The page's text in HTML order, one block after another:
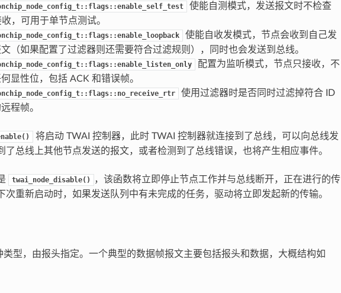
使能自测模式，发送报文时不检查
，可用于单节点测试。
使能自收发模式，节点会收到自己发
（如果配置了过滤器则还需要符合过滤规则），同时也会发送到总线。
配置为监听模式，节点只接收，不
显性位，包括 ACK 和错误帧。
使用过滤器时是否同时过滤掉符合 ID
程帧。
将启动 TWAI 控制器，此时 TWAI 控制器就连接到了总线，可以向总线发
了总线上其他节点发送的报文，或者检测到了总线错误，也将产生相应事件。
twai_node_disable()
，该函数将立即停止节点工作并与总线断开，正在进行的传
次重新启动时，如果发送队列中有未完成的任务，驱动将立即发起新的传输。
类型，由报头指定。一个典型的数据帧报文主要包括报头和数据，大概结构如